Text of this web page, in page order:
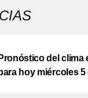
Pronóstico del clima
hoy miércoles